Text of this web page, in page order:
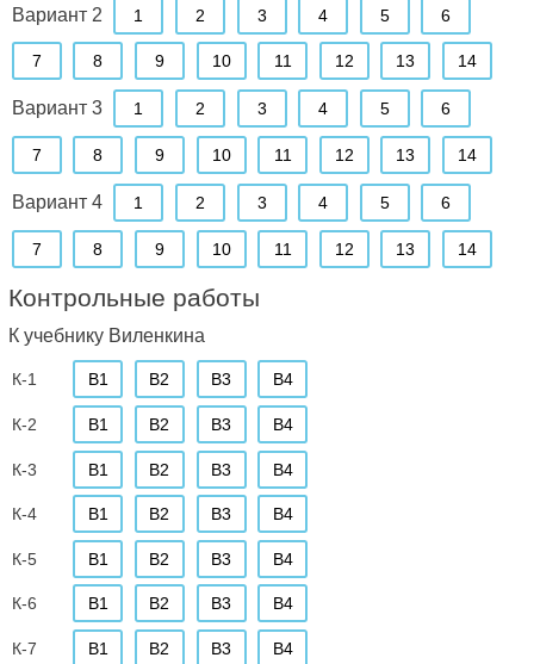
Вариант 2 1 2 3 4 5 6
7 8 9 10 11 12 13 14
Вариант 3 1 2 3 4 5 6
7 8 9 10 11 12 13 14
Вариант 4 1 2 3 4 5 6
7 8 9 10 11 12 13 14
Контрольные работы
К учебнику Виленкина
К-1 В1 В2 В3 В4
К-2 В1 В2 В3 В4
К-3 В1 В2 В3 В4
К-4 В1 В2 В3 В4
К-5 В1 В2 В3 В4
К-6 В1 В2 В3 В4
К-7 В1 В2 В3 В4